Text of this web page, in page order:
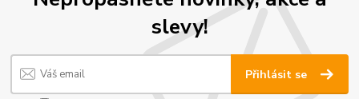
slevy!
Přihlásit se